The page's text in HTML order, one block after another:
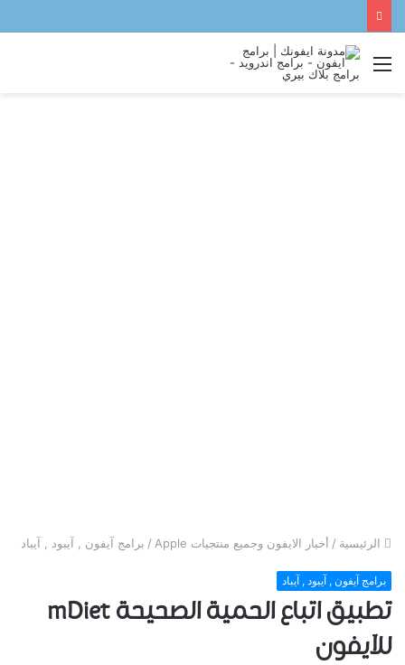
القائمة
الرئيسية / أخبار الايفون وجميع منتجيات Apple / برامج آيفون , آيبود , آيباد
برامج آيفون , آيبود , آيباد
تطبيق اتباع الحمية الصحيحة mDiet
للآيفون